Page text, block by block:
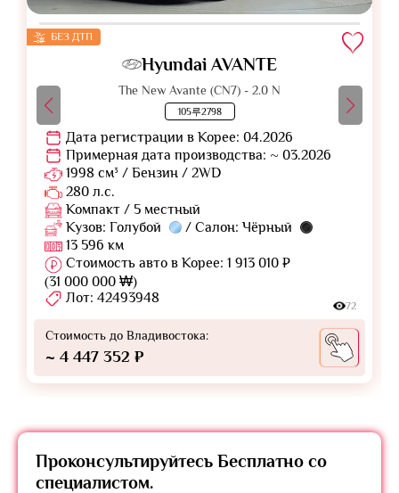
БЕЗ ДТП
Hyundai AVANTE
The New Avante (CN7) - 2.0 N
105루2798
Дата регистрации в Корее: 04.2026
Примерная дата производства: ~ 03.2026
1998 см³ / Бензин / 2WD
280 л.с.
Компакт / 5 местный
Кузов: Голубой
/ Салон: Чёрный
13 596 км
Стоимость авто в Корее: 1 913 010 ₽
(31 000 000 ₩)
Лот: 42493948
72
Стоимость до Владивостока:
~ 4 447 352 ₽
Проконсультируйтесь Бесплатно со
специалистом.